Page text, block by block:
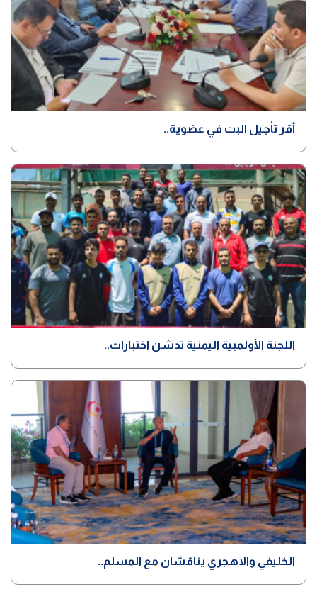
أقر تأجيل البت في عضوية..
اللجنة الأولمبية اليمنية تدشن اختبارات..
الخليفي والاهجري يناقشان مع المسلم..